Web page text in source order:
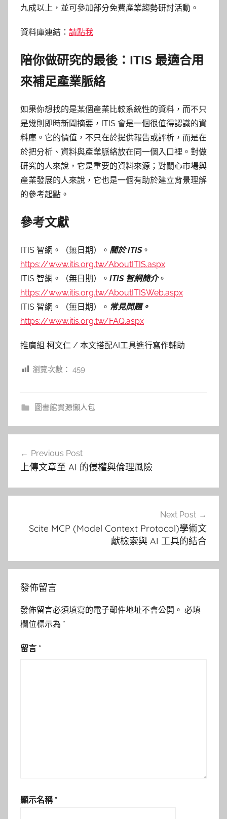
九成以上，並可參加部分免費產業趨勢研討活動。
資料庫連結： 請點我
陪你做研究的最後：ITIS 最適合用
來補足產業脈絡
如果你想找的是某個產業比較系統性的資料，而不只
是幾則即時新聞摘要，ITIS 會是一個很值得認識的資
料庫。它的價值，不只在於提供報告或評析，而是在
於把分析、資料與產業脈絡放在同一個入口裡。對做
研究的人來說，它是重要的資料來源；對關心市場與
產業發展的人來說，它也是一個有助於建立背景理解
的參考起點。
參考文獻
ITIS 智網。（無日期）。 關於 ITIS。
https://www.itis.org.tw/AboutITIS.aspx
ITIS 智網。（無日期）。 ITIS 智網簡介。
https://www.itis.org.tw/AboutITISWeb.aspx
ITIS 智網。（無日期）。 常見問題。
https://www.itis.org.tw/FAQ.aspx
推廣組 柯文仁 / 本文搭配AI工具進行寫作輔助
瀏覽次數： 459
圖書館資源懶人包
覽
Previous Post
上傳文章至 AI 的侵權與倫理風險
Next Post
Scite MCP (Model Context Protocol)學術文
獻檢索與 AI 工具的結合
發佈留言
發佈留言必須填寫的電子郵件地址不會公開。 必填
欄位標示為 *
留言 *
顯示名稱 *